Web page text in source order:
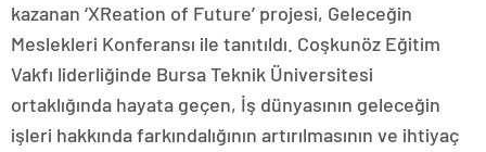
kazanan ‘XReation of Future’ projesi, Geleceğin
Meslekleri Konferansı ile tanıtıldı. Coşkunöz Eğitim
Vakfı liderliğinde Bursa Teknik Üniversitesi
ortaklığında hayata geçen, İş dünyasının geleceğin
işleri hakkında farkındalığının artırılmasının ve ihtiyaç